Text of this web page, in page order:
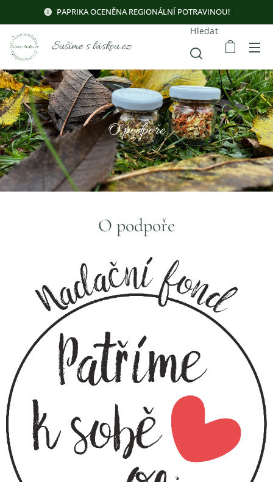
PAPRIKA OCENĚNA REGIONÁLNÍ POTRAVINOU!
Sušíme s láskou.cz
Hledat
O podpoře
O podpoře